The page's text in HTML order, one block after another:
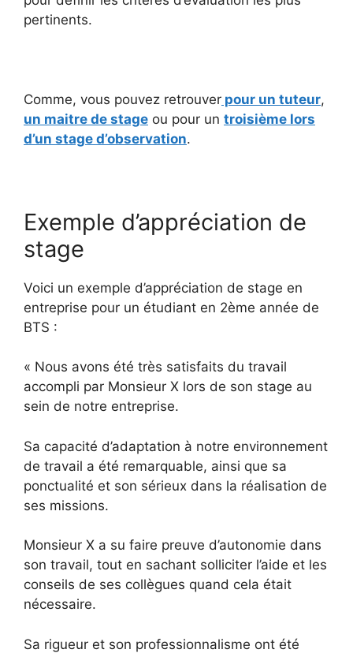
pertinents.
Comme, vous pouvez retrouver pour un tuteur,
un maitre de stage ou pour un troisième lors
d’un stage d’observation.
Exemple d’appréciation de
stage
Voici un exemple d’appréciation de stage en
entreprise pour un étudiant en 2ème année de
BTS :
« Nous avons été très satisfaits du travail
accompli par Monsieur X lors de son stage au
sein de notre entreprise.
Sa capacité d’adaptation à notre environnement
de travail a été remarquable, ainsi que sa
ponctualité et son sérieux dans la réalisation de
ses missions.
Monsieur X a su faire preuve d’autonomie dans
son travail, tout en sachant solliciter l’aide et les
conseils de ses collègues quand cela était
nécessaire.
Sa rigueur et son professionnalisme ont été